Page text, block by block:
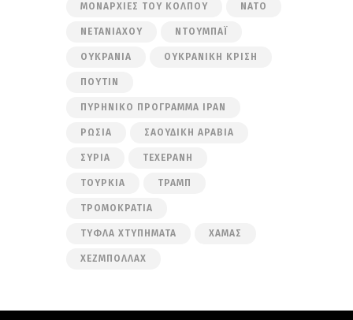
ΜΟΝΑΡΧΊΕΣ ΤΟΥ ΚΌΛΠΟΥ ΝΑΤΟ
ΝΕΤΑΝΙΆΧΟΥ ΝΤΟΥΜΠΆΙ
ΟΥΚΡΑΝΊΑ ΟΥΚΡΑΝΙΚΉ ΚΡΊΣΗ
ΠΟΎΤΙΝ
ΠΥΡΗΝΙΚΌ ΠΡΌΓΡΑΜΜΑ ΙΡΆΝ
ΡΩΣΊΑ ΣΑΟΥΔΙΚΉ ΑΡΑΒΊΑ
ΣΥΡΊΑ ΤΕΧΕΡΆΝΗ
ΤΟΥΡΚΊΑ ΤΡΑΜΠ
ΤΡΟΜΟΚΡΑΤΊΑ
ΤΥΦΛΆ ΧΤΥΠΉΜΑΤΑ ΧΑΜΆΣ
ΧΕΖΜΠΟΛΛΆΧ